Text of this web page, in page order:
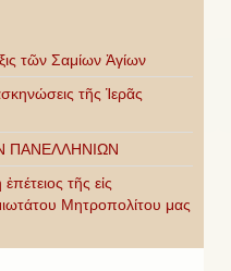
τῶν Σαμίων Ἁγίων
τῆς Ἱερᾶς
ΠΑΝΕΛΛΗΝΙΩΝ
τῆς εἰς
Μητροπολίτου μας